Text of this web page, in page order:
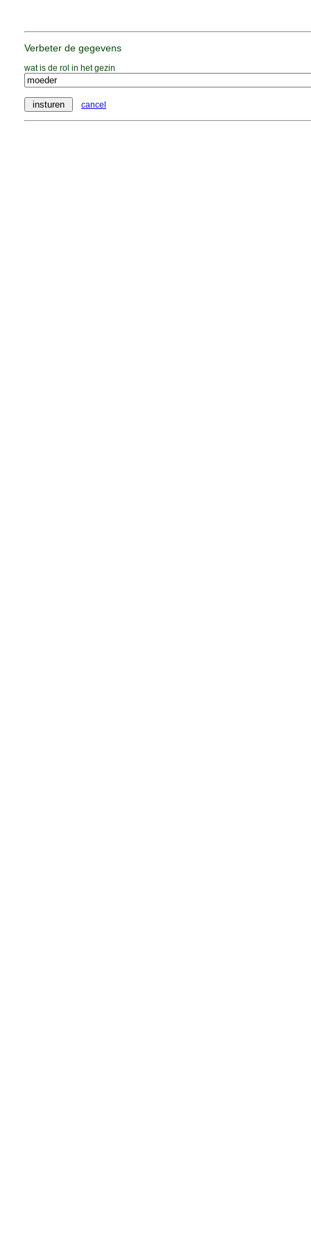
Verbeter de gegevens
wat is de rol in het gezin
cancel